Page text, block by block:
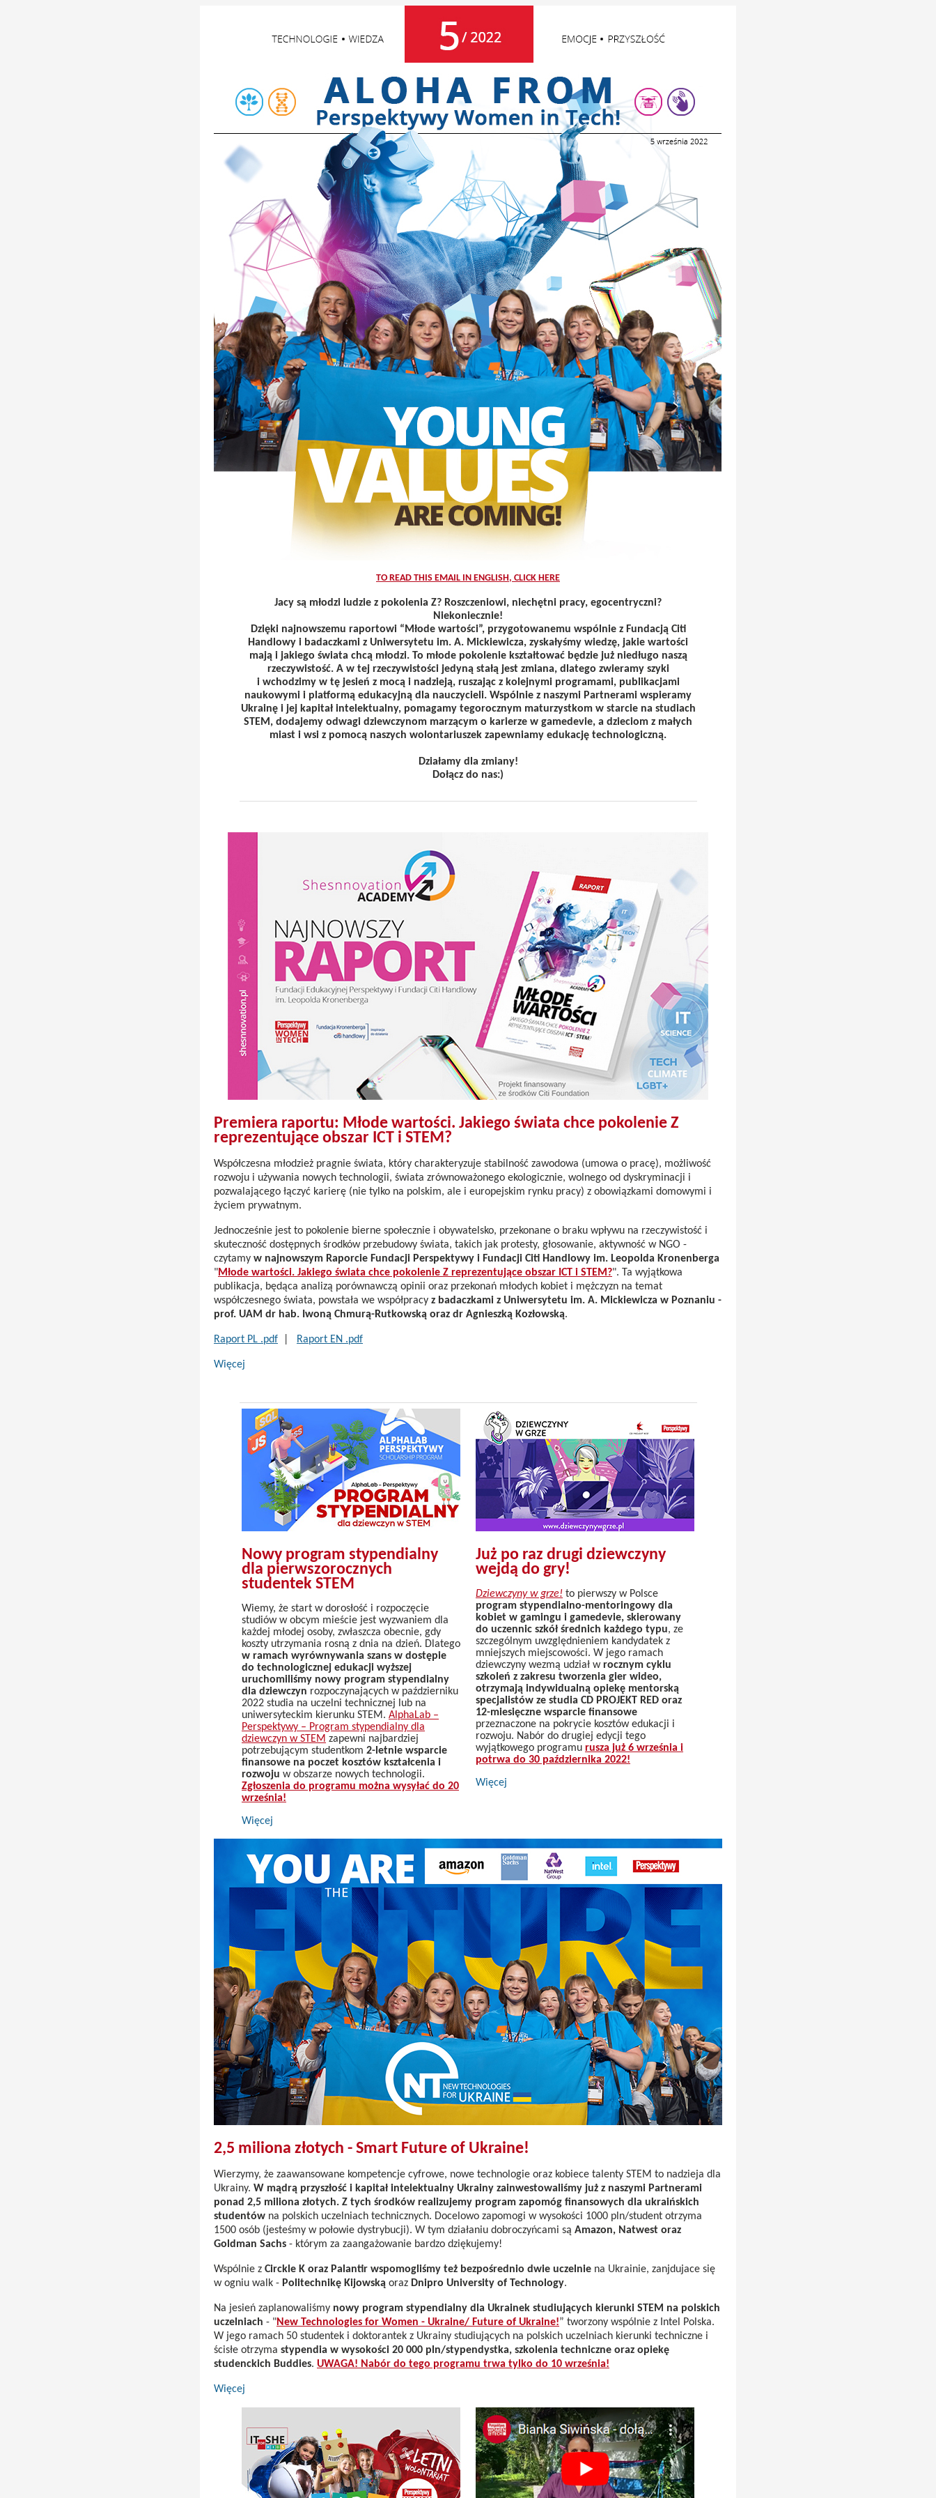
TO READ THIS EMAIL IN ENGLISH, CLICK HERE
Jacy są młodzi ludzie z pokolenia Z? Roszczeniowi, niechętni pracy, egocentryczni?
Niekoniecznie!
Dzięki najnowszemu raportowi “Młode wartości”, przygotowanemu wspólnie z Fundacją Citi
Handlowy i badaczkami z Uniwersytetu im. A. Mickiewicza, zyskałyśmy wiedzę, jakie wartości
mają i jakiego świata chcą młodzi. To młode pokolenie kształtować będzie już niedługo naszą
rzeczywistość. A w tej rzeczywistości jedyną stałą jest zmiana, dlatego zwieramy szyki
i wchodzimy w tę jesień z mocą i nadzieją, ruszając z kolejnymi programami, publikacjami
naukowymi i platformą edukacyjną dla nauczycieli. Wspólnie z naszymi Partnerami wspieramy
Ukrainę i jej kapitał intelektualny, pomagamy tegorocznym maturzystkom w starcie na studiach
STEM, dodajemy odwagi dziewczynom marzącym o karierze w gamedevie, a dzieciom z małych
miast i wsi z pomocą naszych wolontariuszek zapewniamy edukację technologiczną.
Działamy dla zmiany!
Dołącz do nas:)
Premiera raportu: Młode wartości. Jakiego świata chce pokolenie Z
reprezentujące obszar ICT i STEM?
Współczesna młodzież pragnie świata, który charakteryzuje stabilność zawodowa (umowa o pracę), możliwość
rozwoju i używania nowych technologii, świata zrównoważonego ekologicznie, wolnego od dyskryminacji i
pozwalającego łączyć karierę (nie tylko na polskim, ale i europejskim rynku pracy) z obowiązkami domowymi i
życiem prywatnym.
Jednocześnie jest to pokolenie bierne społecznie i obywatelsko, przekonane o braku wpływu na rzeczywistość i
skuteczność dostępnych środków przebudowy świata, takich jak protesty, głosowanie, aktywność w NGO -
czytamy w najnowszym Raporcie Fundacji Perspektywy i Fundacji Citi Handlowy im. Leopolda Kronenberga
"Młode wartości. Jakiego świata chce pokolenie Z reprezentujące obszar ICT i STEM?". Ta wyjątkowa
publikacja, będąca analizą porównawczą opinii oraz przekonań młodych kobiet i mężczyzn na temat
współczesnego świata, powstała we współpracy z badaczkami z Uniwersytetu im. A. Mickiewicza w Poznaniu -
prof. UAM dr hab. Iwoną Chmurą-Rutkowską oraz dr Agnieszką Kozłowską.
Raport PL .pdf Raport EN .pdf
Więcej
Nowy program stypendialny
dla pierwszorocznych
studentek STEM
Wiemy, że start w dorosłość i rozpoczęcie
studiów w obcym mieście jest wyzwaniem dla
każdej młodej osoby, zwłaszcza obecnie, gdy
koszty utrzymania rosną z dnia na dzień. Dlatego
w ramach wyrównywania szans w dostępie
do technologicznej edukacji wyższej
uruchomiliśmy nowy program stypendialny
dla dziewczyn rozpoczynających w październiku
2022 studia na uczelni technicznej lub na
uniwersyteckim kierunku STEM. AlphaLab –
Perspektywy – Program stypendialny dla
dziewczyn w STEM zapewni najbardziej
potrzebującym studentkom 2-letnie wsparcie
finansowe na poczet kosztów kształcenia i
rozwoju w obszarze nowych technologii.
Zgłoszenia do programu można wysyłać do 20
września!
Więcej
Już po raz drugi dziewczyny
wejdą do gry!
Dziewczyny w grze! to pierwszy w Polsce
program stypendialno-mentoringowy dla
kobiet w gamingu i gamedevie, skierowany
do uczennic szkół średnich każdego typu, ze
szczególnym uwzględnieniem kandydatek z
mniejszych miejscowości. W jego ramach
dziewczyny wezmą udział wrocznym cyklu
szkoleń z zakresu tworzenia gier wideo,
otrzymają indywidualną opiekę mentorską
specjalistów ze studia CD PROJEKT RED oraz
12-miesięczne wsparcie finansowe
przeznaczone na pokrycie kosztów edukacji i
rozwoju. Nabór do drugiej edycji tego
wyjątkowego programu rusza już 6 września i
potrwa do 30 października 2022!
Więcej
2,5 miliona złotych - Smart Future of Ukraine!
Wierzymy, że zaawansowane kompetencje cyfrowe, nowe technologie oraz kobiece talenty STEM to nadzieja dla
Ukrainy. W mądrą przyszłość i kapitał intelektualny Ukrainy zainwestowaliśmy już z naszymi Partnerami
ponad 2,5 miliona złotych. Z tych środków realizujemy program zapomóg finansowych dla ukraińskich
studentów na polskich uczelniach technicznych. Docelowo zapomogi w wysokości 1000 pln/student otrzyma
1500 osób (jesteśmy w połowie dystrybucji). W tym działaniu dobroczyńcami są Amazon, Natwest oraz
Goldman Sachs - którym za zaangażowanie bardzo dziękujemy!
Wspólnie z Circkle K oraz Palantir wspomogliśmy też bezpośrednio dwie uczelnie na Ukrainie, zanjdujace się
w ogniu walk - Politechnikę Kijowską oraz Dnipro University of Technology.
Na jesień zaplanowaliśmy nowy program stypendialny dla Ukrainek studiujących kierunki STEM na polskich
uczelniach - "New Technologies for Women - Ukraine/ Future of Ukraine!” tworzony wspólnie z Intel Polska.
W jego ramach 50 studentek i doktorantek z Ukrainy studiujących na polskich uczelniach kierunki techniczne i
ścisłe otrzyma stypendia w wysokości 20 000 pln/stypendystka, szkolenia techniczne oraz opiekę
studenckich Buddies. UWAGA! Nabór do tego programu trwa tylko do 10 września!
Więcej